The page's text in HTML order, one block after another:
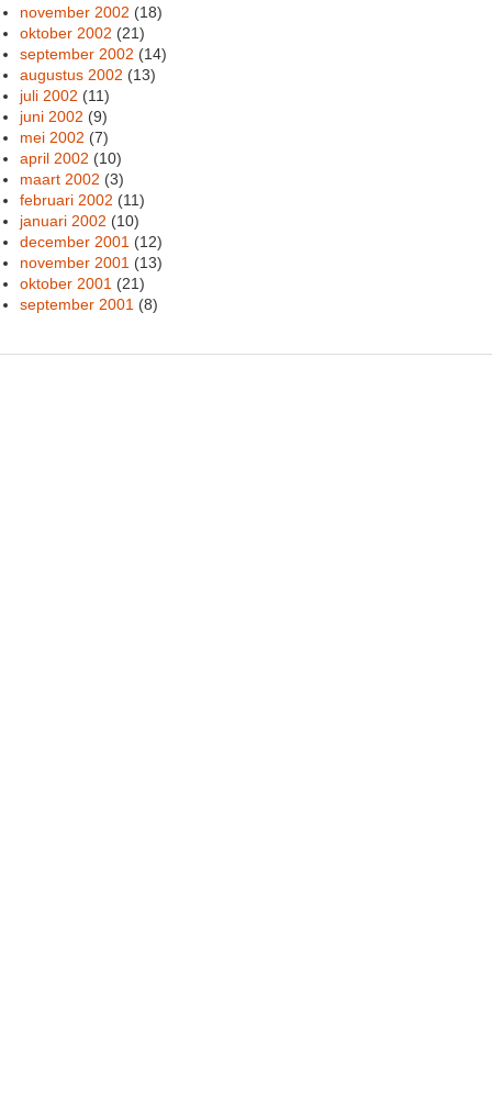
november 2002 (18)
oktober 2002 (21)
september 2002 (14)
augustus 2002 (13)
juli 2002 (11)
juni 2002 (9)
mei 2002 (7)
april 2002 (10)
maart 2002 (3)
februari 2002 (11)
januari 2002 (10)
december 2001 (12)
november 2001 (13)
oktober 2001 (21)
september 2001 (8)